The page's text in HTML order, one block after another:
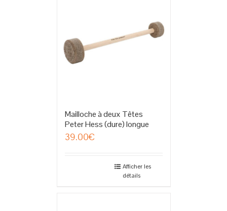
Mailloche à deux Têtes
Peter Hess (dure) longue
39.00€
Afficher les
détails